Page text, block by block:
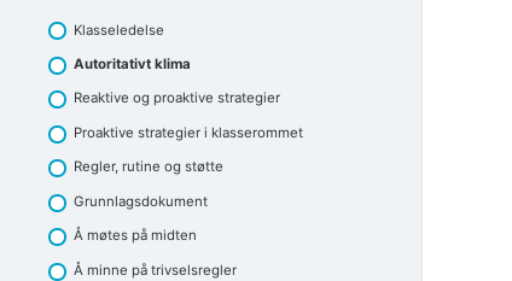
rammerKlasseledelse
Autoritativt klima
Reaktive og proaktive strategier
Proaktive strategier i klasserommet
Regler, rutine og støtte
Grunnlagsdokument
Å møtes på midten
Å minne på trivselsregler